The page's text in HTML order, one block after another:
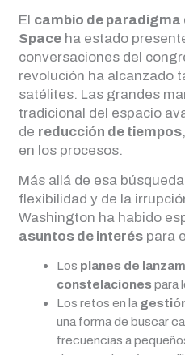
El cambio de paradigma
Space ha estado
conversaciones del
revolución ha alcanzado
satélites. Las grandes
tradicional del espacio
de reducción de tiempos
en los procesos.
Más allá de esa
flexibilidad y de la
Washington ha habido
asuntos de interés para
Los planes de
constelaciones para
Los retos en la
una forma de buscar
frecuencias a